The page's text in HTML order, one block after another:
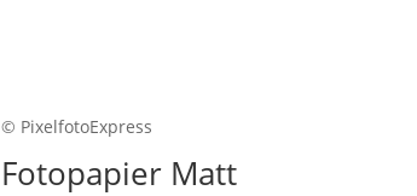
© PixelfotoExpress
Fotopapier Matt